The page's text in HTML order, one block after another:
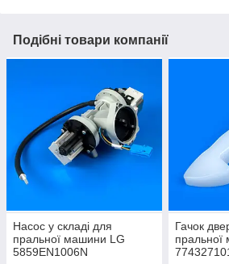
Подібні товари компанії
Насос у складі для
пральної машини LG
5859EN1006N
Гачок